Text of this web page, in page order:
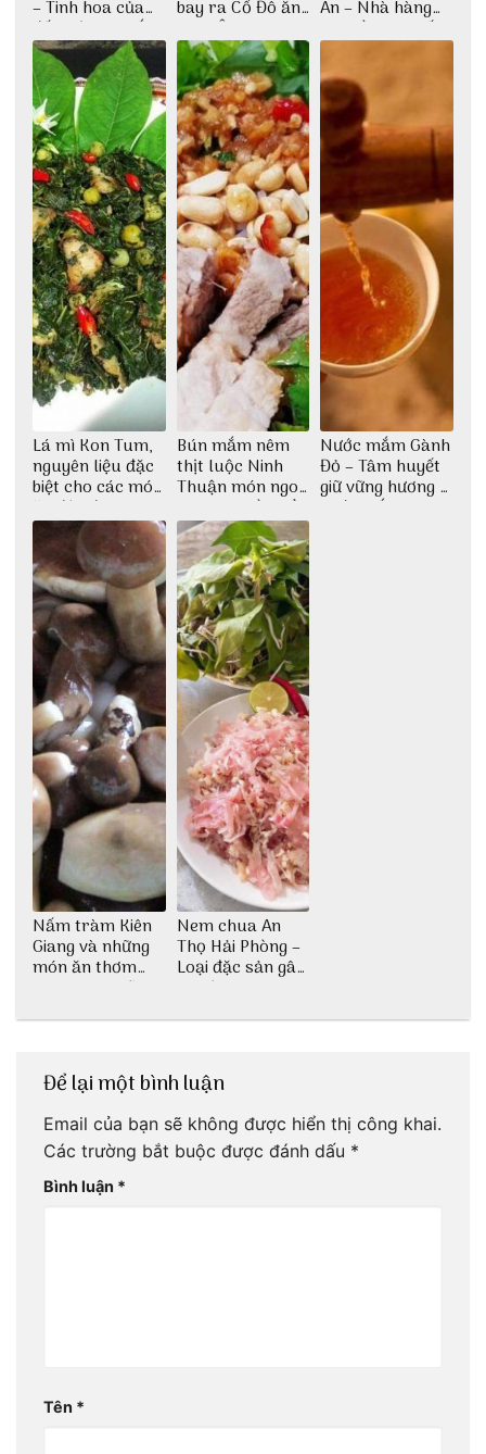
– Tinh hoa của
đất trời Tây Bắc
bay ra Cố Đô ăn
Cơm Âm Phủ
Huế
An – Nhà hàng
cao lầu có thiết
kế vô cùng ấn
tượng giữa lòng
phố Hội
Lá mì Kon Tum,
nguyên liệu đặc
biệt cho các món
ăn độc đáo
Bún mắm nêm
thịt luộc Ninh
Thuận món ngon
dân dã miền biển
Nước mắm Gành
Đỏ – Tâm huyết
giữ vững hương vị
nước mắm sau
Nấm tràm Kiên
Giang và những
món ăn thơm
ngon khó cưỡng
Nem chua An
Thọ Hải Phòng –
Loại đặc sản gây
nghiện
Để lại một bình luận
Email của bạn sẽ không được hiển thị công khai.
Các trường bắt buộc được đánh dấu *
Bình luận *
Tên *